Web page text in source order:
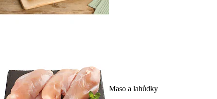
Maso a lahůdky